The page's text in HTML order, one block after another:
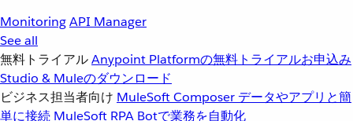
MonitoringAPI Manager
See all
無料トライアルAnypoint Platformの無料トライアルお申込み
Studio & Muleのダウンロード
ビジネス担当者向け MuleSoft Composer データやアプリと簡
単に接続 MuleSoft RPA Botで業務を自動化